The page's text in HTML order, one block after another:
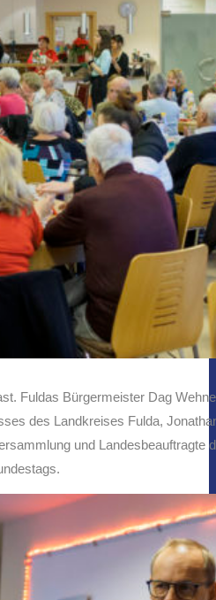
Fuldas Bürgermeister Dag
des Landkreises Fulda,
und